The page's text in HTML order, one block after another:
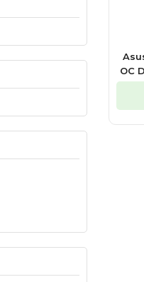
OC